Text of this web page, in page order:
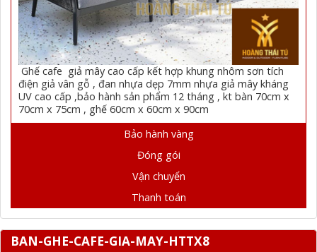
Ghế cafe giả mây cao cấp kết hợp khung nhôm sơn tích
điện giả vân gỗ , đan nhựa dẹp 7mm nhựa giả mây kháng
UV cao cấp ,bảo hành sản phẩm 12 tháng , kt bàn 70cm x
70cm x 75cm , ghế 60cm x 60cm x 90cm
Bảo hành vàng
Đóng gói
Vận chuyển
Thanh toán
BAN-GHE-CAFE-GIA-MAY-HTTX8